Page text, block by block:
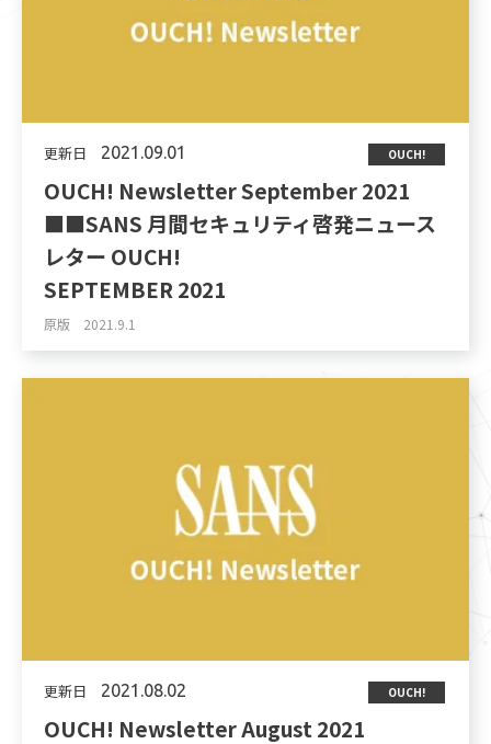
更新日 2021.09.01 OUCH!
OUCH! Newsletter September 2021
■■SANS 月間セキュリティ啓発ニュース
レター OUCH!
SEPTEMBER 2021
原版 2021.9.1
更新日 2021.08.02 OUCH!
OUCH! Newsletter August 2021